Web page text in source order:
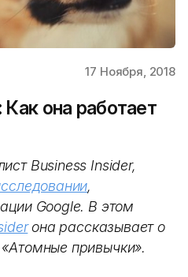
17 Ноября, 2018
она работает
Business Insider,
,
Google. В этом
она рассказывает о
привычки».